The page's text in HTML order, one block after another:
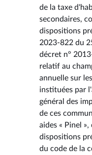
de la taxe
secondaires,
dispositions
2023-822 du
décret n°
relatif au
annuelle sur
instituées par
général des
de ces
aides « Pinel
dispositions
du code de la